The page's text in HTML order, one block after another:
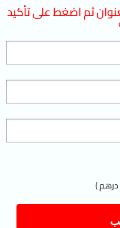
ثم اضغط على تأكيد